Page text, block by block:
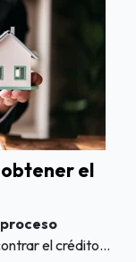
obtener el
el crédito...